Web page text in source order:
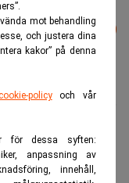
mot behandling
och justera dina
kakor” på denna
policyoch vår
för dessa syften:
anpassning av
innehåll,
Prenumerera